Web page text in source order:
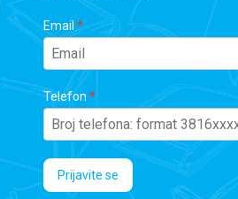
Email
Telefon
Prijavite se